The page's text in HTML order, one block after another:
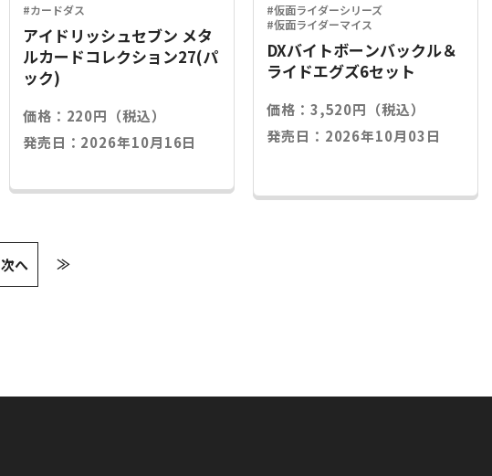
#カードダス
アイドリッシュセブン メタ
ルカードコレクション27(パ
ック)
価格：220円（税込）
発売日：2026年10月16日
#仮面ライダーシリーズ
#仮面ライダーマイス
DXバイトボーンバックル＆
ライドエグズ6セット
価格：3,520円（税込）
発売日：2026年10月03日
次へ ≫